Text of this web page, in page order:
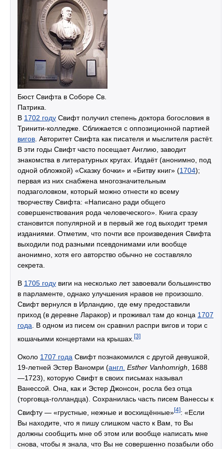
Бюст Свифта в Соборе Св.
Патрика.
В 1702 году Свифт получил степень доктора богословия в
Тринити-колледже. Сближается с оппозиционной партией
вигов. Авторитет Свифта как писателя и мыслителя растёт.
В эти годы Свифт часто посещает Англию, заводит
знакомства в литературных кругах. Издаёт (анонимно, под
одной обложкой) «Сказку бочки» и «Битву книг» (1704);
первая из них снабжена многозначительным
подзаголовком, который можно отнести ко всему
творчеству Свифта: «Написано ради общего
совершенствования рода человеческого». Книга сразу
становится популярной и в первый же год выходит тремя
изданиями. Отметим, что почти все произведения Свифта
выходили под разными псевдонимами или вообще
анонимно, хотя его авторство обычно не составляло
секрета.
В 1705 году виги на несколько лет завоевали большинство
в парламенте, однако улучшения нравов не произошло.
Свифт вернулся в Ирландию, где ему предоставили
приход (в деревне Ларакор) и проживал там до конца 1707
года. В одном из писем он сравнил распри вигов и тори с
кошачьими концертами на крышах. [3]
Около 1707 года Свифт познакомился с другой девушкой,
19-летней Эстер Ваномри (англ. Esther Vanhomrigh , 1688
—1723), которую Свифт в своих письмах называл
Ванессой. Она, как и Эстер Джонсон, росла без отца
(торговца-голландца). Сохранилась часть писем Ванессы к
Свифту — «грустные, нежные и восхищённые»[4]: «Если
Вы находите, что я пишу слишком часто к Вам, то Вы
должны сообщить мне об этом или вообще написать мне
снова, чтобы я знала, что Вы не совершенно позабыли обо